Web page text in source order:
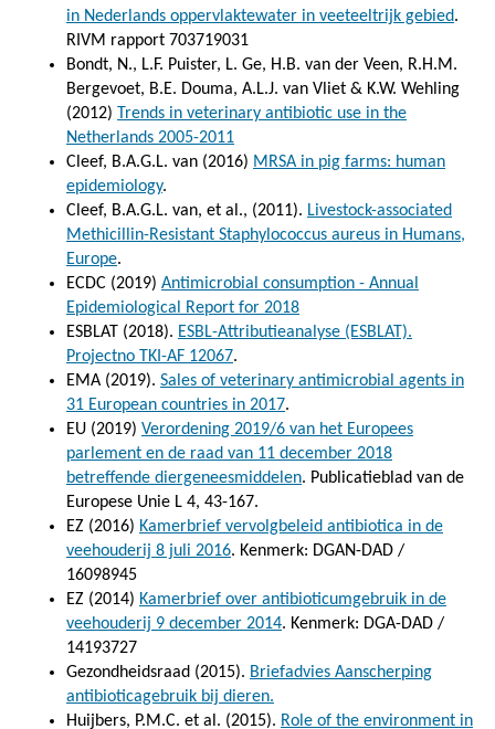
in Nederlands oppervlaktewater in veeteeltrijk gebied.
RIVM rapport 703719031
Bondt, N., L.F. Puister, L. Ge, H.B. van der Veen, R.H.M.
Bergevoet, B.E. Douma, A.L.J. van Vliet & K.W. Wehling
(2012) Trends in veterinary antibiotic use in the
Netherlands 2005-2011
Cleef, B.A.G.L. van (2016) MRSA in pig farms: human
epidemiology.
Cleef, B.A.G.L. van, et al., (2011). Livestock-associated
Methicillin-Resistant Staphylococcus aureus in Humans,
Europe.
ECDC (2019) Antimicrobial consumption - Annual
Epidemiological Report for 2018
ESBLAT (2018). ESBL-Attributieanalyse (ESBLAT).
Projectno TKI-AF 12067.
EMA (2019). Sales of veterinary antimicrobial agents in
31 European countries in 2017.
EU (2019) Verordening 2019/6 van het Europees
parlement en de raad van 11 december 2018
betreffende diergeneesmiddelen. Publicatieblad van de
Europese Unie L 4, 43-167.
EZ (2016) Kamerbrief vervolgbeleid antibiotica in de
veehouderij 8 juli 2016. Kenmerk: DGAN-DAD /
16098945
EZ (2014) Kamerbrief over antibioticumgebruik in de
veehouderij 9 december 2014. Kenmerk: DGA-DAD /
14193727
Gezondheidsraad (2015). Briefadvies Aanscherping
antibioticagebruik bij dieren.
Huijbers, P.M.C. et al. (2015). Role of the environment in